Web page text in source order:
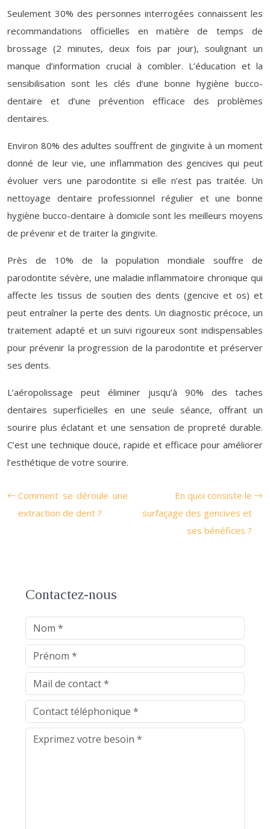
Seulement 30% des personnes interrogées connaissent les
recommandations officielles en matière de temps de
brossage (2 minutes, deux fois par jour), soulignant un
manque d’information crucial à combler. L’éducation et la
sensibilisation sont les clés d’une bonne hygiène bucco-
dentaire et d’une prévention efficace des problèmes
dentaires.
Environ 80% des adultes souffrent de gingivite à un moment
donné de leur vie, une inflammation des gencives qui peut
évoluer vers une parodontite si elle n’est pas traitée. Un
nettoyage dentaire professionnel régulier et une bonne
hygiène bucco-dentaire à domicile sont les meilleurs moyens
de prévenir et de traiter la gingivite.
Près de 10% de la population mondiale souffre de
parodontite sévère, une maladie inflammatoire chronique qui
affecte les tissus de soutien des dents (gencive et os) et
peut entraîner la perte des dents. Un diagnostic précoce, un
traitement adapté et un suivi rigoureux sont indispensables
pour prévenir la progression de la parodontite et préserver
ses dents.
L’aéropolissage peut éliminer jusqu’à 90% des taches
dentaires superficielles en une seule séance, offrant un
sourire plus éclatant et une sensation de propreté durable.
C’est une technique douce, rapide et efficace pour améliorer
l’esthétique de votre sourire.
Comment se déroule une
extraction de dent ?
En quoi consiste le
surfaçage des gencives et
ses bénéfices ?
Contactez-nous